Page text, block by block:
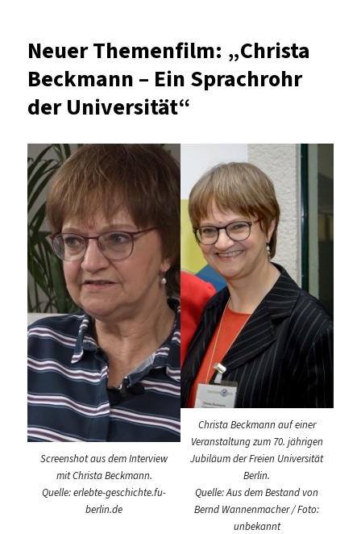
bis
26.
Juli
Neuer Themenfilm: „Christa
Beckmann – Ein Sprachrohr
der Universität“
Screenshot aus dem Interview
mit Christa Beckmann.
Quelle: erlebte-geschichte.fu-
berlin.de
Christa Beckmann auf einer
Veranstaltung zum 70. jährigen
Jubiläum der Freien Universität
Berlin.
Quelle: Aus dem Bestand von
Bernd Wannenmacher / Foto:
unbekannt